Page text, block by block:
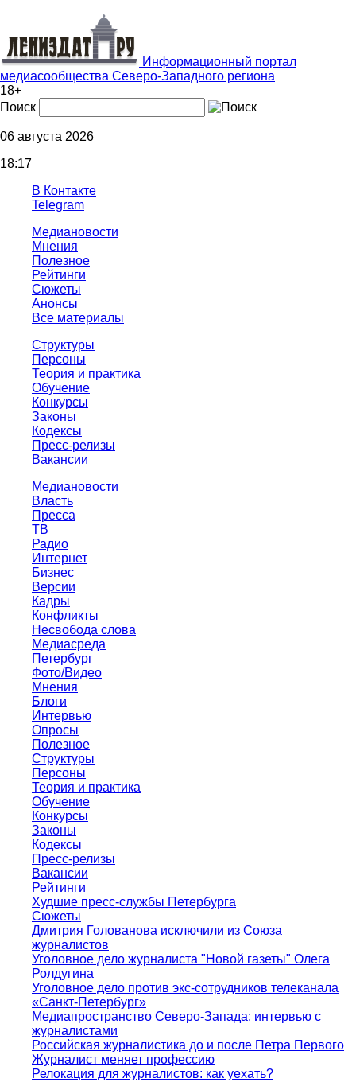
Информационный портал
медиасообщества Северо-Западного региона
18+
Поиск
06 августа 2026
18:17
В Контакте
Telegram
Медиановости
Мнения
Полезное
Рейтинги
Сюжеты
Анонсы
Все материалы
Структуры
Персоны
Теория и практика
Обучение
Конкурсы
Законы
Кодексы
Пресс-релизы
Вакансии
Медиановости
Власть
Пресса
ТВ
Радио
Интернет
Бизнес
Версии
Кадры
Конфликты
Несвобода слова
Медиасреда
Петербург
Фото/Видео
Мнения
Блоги
Интервью
Опросы
Полезное
Структуры
Персоны
Теория и практика
Обучение
Конкурсы
Законы
Кодексы
Пресс-релизы
Вакансии
Рейтинги
Худшие пресс-службы Петербурга
Сюжеты
Дмитрия Голованова исключили из Союза
журналистов
Уголовное дело журналиста "Новой газеты" Олега
Ролдугина
Уголовное дело против экс-сотрудников телеканала
«Санкт-Петербург»
Медиапространство Северо-Запада: интервью с
журналистами
Российская журналистика до и после Петра Первого
Журналист меняет профессию
Релокация для журналистов: как уехать?